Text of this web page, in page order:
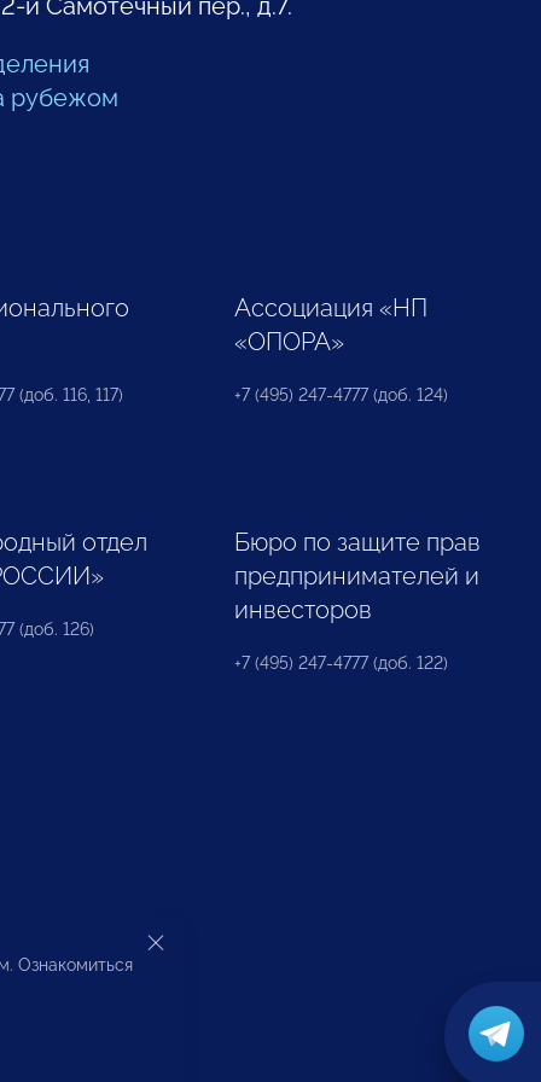
й Самотечный пер., д.7.
рубежом
(доб. 116, 117)
Ассоциация «НП
«ОПОРА»
+7 (495) 247-4777 (доб. 124)
отдел
(доб. 126)
Бюро по защите прав
предпринимателей и
инвесторов
+7 (495) 247-4777 (доб. 122)
Ознакомиться